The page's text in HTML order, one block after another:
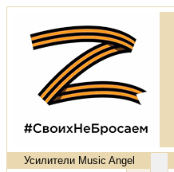
Усилители Music Angel